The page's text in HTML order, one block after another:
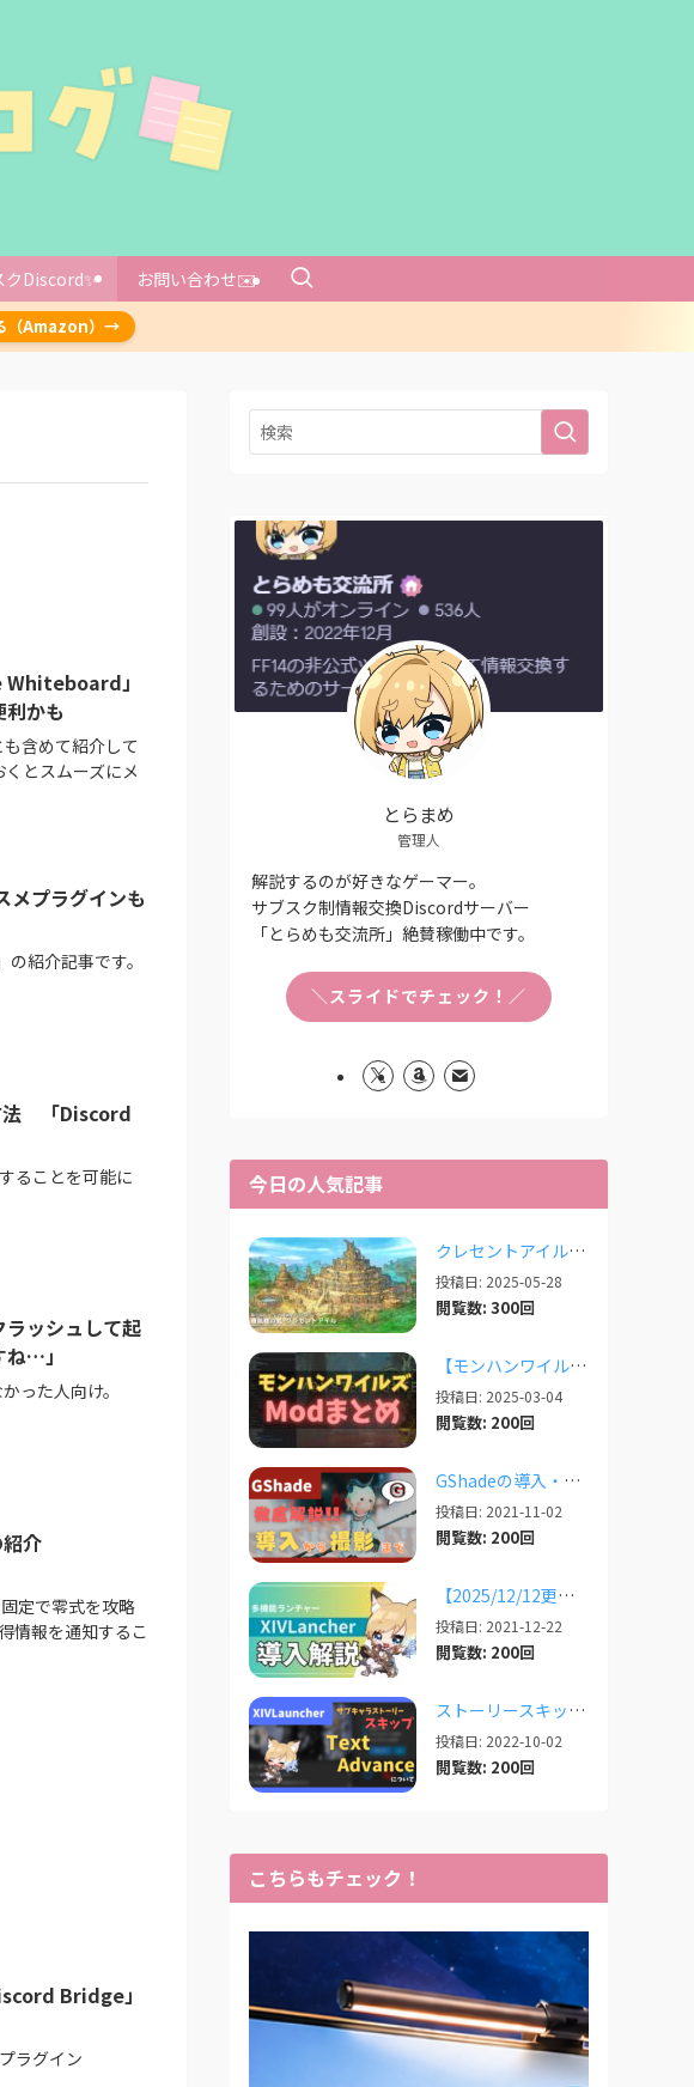
クDiscord✨️
お問い合わせ✉️
（Amazon）→
Whiteboard」
かも
含めて紹介して
とスムーズにメ
プラグインも
紹介記事です。
法 「Discord
ることを可能に
ッシュして起
…」
った人向け。
介
定で零式を攻略
情報を通知するこ
Bridge」
ラグイン
とらまめ
管理人
解説するのが好きなゲーマー。
サブスク制情報交換Discordサーバー
「とらめも交流所」絶賛稼働中です。
＼スライドでチェック！／
今日の人気記事
クレセントアイルで使えるツール情報まとめ【2026/07/30更新】
投稿日: 2025-05-28
閲覧数: 300回
【モンハンワイルズ】人気Modまとめ記事！【2026/03更新】
投稿日: 2025-03-04
閲覧数: 200回
GShadeの導入・設定・撮影まで徹底解説！【2026/03/25更新】
投稿日: 2021-11-02
閲覧数: 200回
【2025/12/12更新】多機能ランチャー「XIVLauncher」の導入方法・使い方について
投稿日: 2021-12-22
閲覧数: 200回
ストーリースキップ補助「TextAdvance」について【2025/05/21更新】
投稿日: 2022-10-02
閲覧数: 200回
こちらもチェック！